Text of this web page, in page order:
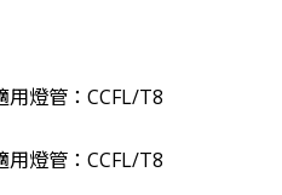
特別專訪
燈管：CCFL/T8
燈管：CCFL/T8